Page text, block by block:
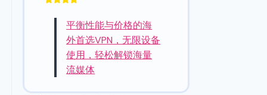
平衡性能与价格的海
外首选VPN，无限设备
使用，轻松解锁海量
流媒体